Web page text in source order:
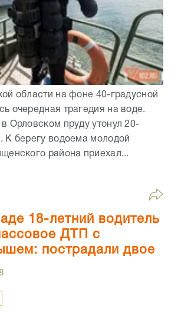
области на фоне 40-градусной
очередная трагедия на воде.
Орловском пруду утонул 20-
К берегу водоема молодой
района приехал...
18-летний водитель
ДТП с
пострадали двое